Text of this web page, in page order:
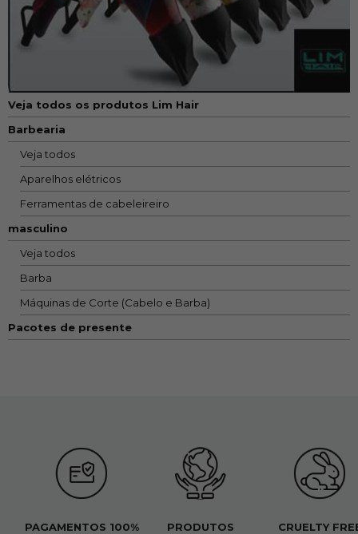
Veja todos os produtos Lim Hair
Barbearia
Veja todos
Aparelhos elétricos
Ferramentas de cabeleireiro
masculino
Veja todos
Barba
Máquinas de Corte (Cabelo e Barba)
Pacotes de presente
PAGAMENTOS 100%
PRODUTOS
CRUELTY